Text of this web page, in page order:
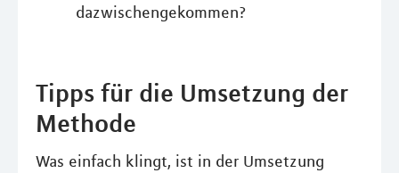
dazwischengekommen?
Tipps für die Umsetzung der
Methode
Was einfach klingt, ist in der Umsetzung